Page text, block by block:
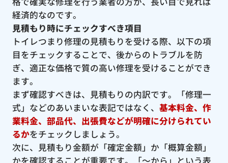
経済的なのです。
見積もり時にチェックすべき項目
トイレつまり修理の見積もりを受ける際、以下の項
目をチェックすることで、後からのトラブルを防
ぎ、適正な価格で質の高い修理を受けることができ
ます。
まず確認すべきは、見積もりの内訳です。「修理一
式」などのあいまいな表記ではなく、 基本料金、作
業料金、部品代、出張費などが明確に分けられてい
るかをチェックしましょう。
次に、見積もり金額が「確定金額」か「概算金額」
かを確認することが重要です。「〜から」という表